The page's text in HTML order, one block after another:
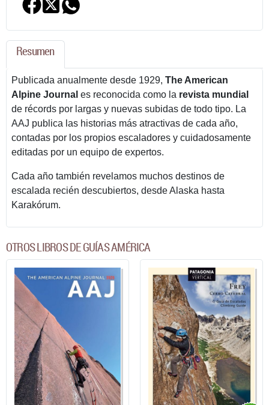
Resumen
Publicada anualmente desde 1929, The American
Alpine Journal es reconocida como la revista mundial
de récords por largas y nuevas subidas de todo tipo. La
AAJ publica las historias más atractivas de cada año,
contadas por los propios escaladores y cuidadosamente
editadas por un equipo de expertos.
Cada año también revelamos muchos destinos de
escalada recién descubiertos, desde Alaska hasta
Karakórum.
OTROS LIBROS DE GUÍAS AMÉRICA